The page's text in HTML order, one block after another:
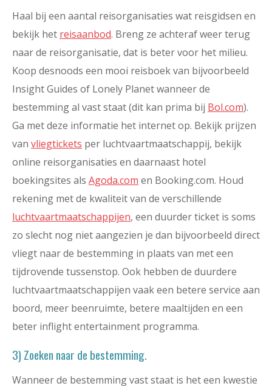
Haal bij een aantal reisorganisaties wat reisgidsen en
bekijk het reisaanbod. Breng ze achteraf weer terug
naar de reisorganisatie, dat is beter voor het milieu.
Koop desnoods een mooi reisboek van bijvoorbeeld
Insight Guides of Lonely Planet wanneer de
bestemming al vast staat (dit kan prima bij Bol.com).
Ga met deze informatie het internet op. Bekijk prijzen
van vliegtickets per luchtvaartmaatschappij, bekijk
online reisorganisaties en daarnaast hotel
boekingsites als Agoda.com en Booking.com. Houd
rekening met de kwaliteit van de verschillende
luchtvaartmaatschappijen, een duurder ticket is soms
zo slecht nog niet aangezien je dan bijvoorbeeld direct
vliegt naar de bestemming in plaats van met een
tijdrovende tussenstop. Ook hebben de duurdere
luchtvaartmaatschappijen vaak een betere service aan
boord, meer beenruimte, betere maaltijden en een
beter inflight entertainment programma.
3) Zoeken naar de bestemming.
Wanneer de bestemming vast staat is het een kwestie